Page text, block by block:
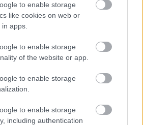
to enable storage
like cookies on web or
apps.
to enable storage
of the website or app.
to enable storage
to enable storage
including authentication